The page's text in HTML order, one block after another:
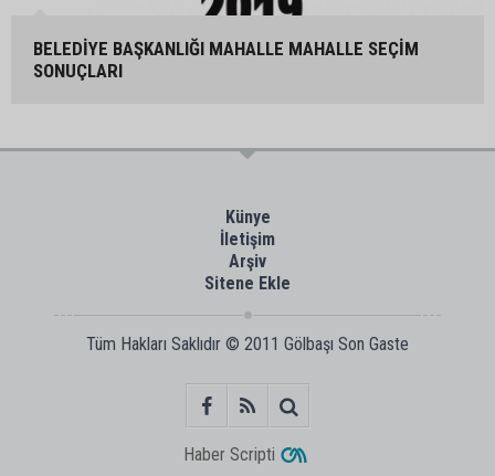
BELEDİYE BAŞKANLIĞI MAHALLE MAHALLE SEÇİM
SONUÇLARI
Künye
İletişim
Arşiv
Sitene Ekle
Tüm Hakları Saklıdır © 2011 Gölbaşı Son Gaste
Haber Scripti